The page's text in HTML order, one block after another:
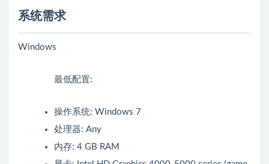
系统需求
Windows
最低配置:
操作系统: Windows 7
处理器: Any
内存: 4 GB RAM